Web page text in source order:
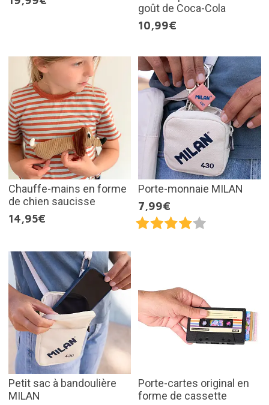
goût de Coca-Cola
10,99€
Chauffe-mains en forme
de chien saucisse
14,95€
Porte-monnaie MILAN
7,99€
Petit sac à bandoulière
MILAN
Porte-cartes original en
forme de cassette